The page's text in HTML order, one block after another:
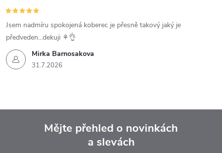
Mirka Barnosakova
31.7.2026
Jsem nadmíru spokojená koberec je přesně takový jaký je
předveden...dekuji ⚘️👌
Mějte přehled o novinkách
a slevách